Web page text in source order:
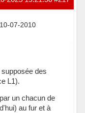
07-2010
des
L1).
un chacun de
au fur et à